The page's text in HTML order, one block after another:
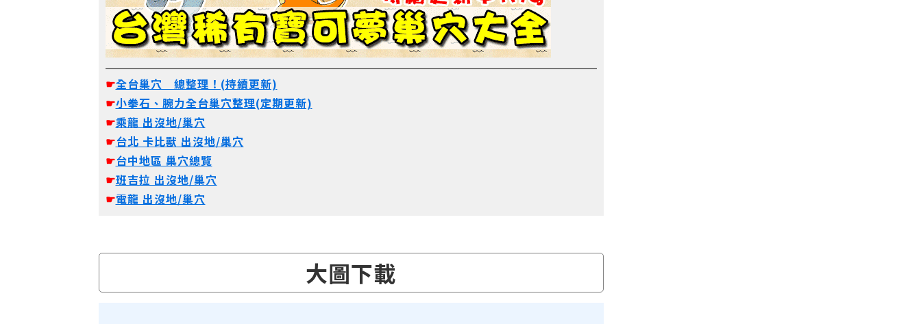
☛全台巢穴 總整理！(持續更新)
☛小拳石、腕力全台巢穴整理(定期更新)
☛乘龍 出沒地/巢穴
☛台北 卡比獸 出沒地/巢穴
☛台中地區 巢穴總覽
☛班吉拉 出沒地/巢穴
☛電龍 出沒地/巢穴
大圖下載